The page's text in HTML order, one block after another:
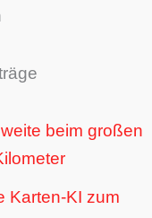
beim großen
Karten-KI zum